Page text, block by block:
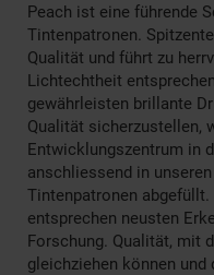
Peach ist eine führende
Tintenpatronen.
Qualität und führt zu
Lichtechtheit
gewährleisten brillante
Qualität sicherzustellen,
Entwicklungszentrum in
anschliessend in
Tintenpatronen
entsprechen neusten
Forschung. Qualität, mit
gleichziehen können